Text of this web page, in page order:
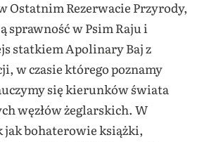
Ostatnim Rezerwacie Przyrody,
sprawność w Psim Raju i
statkiem Apolinary Baj z
w czasie którego poznamy
się kierunków świata
węzłów żeglarskich. W
jak bohaterowie książki,